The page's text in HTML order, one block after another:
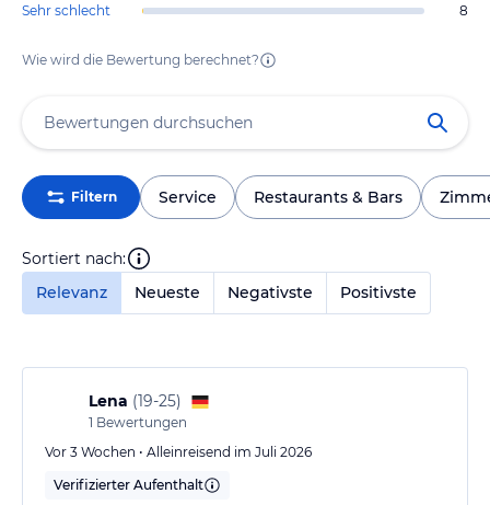
Sehr schlecht
8
Wie wird die Bewertung berechnet?
Filtern Service Restaurants & Bars
Sortiert nach:
Relevanz
Neueste Negativste Positivste
Lena (19-25)
1 Bewertungen
Vor 3 Wochen • Alleinreisend im Juli 2026
Verifizierter Aufenthalt